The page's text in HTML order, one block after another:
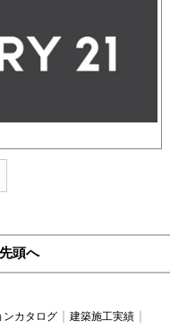
頭へ
ンカタログ
建築施工実績